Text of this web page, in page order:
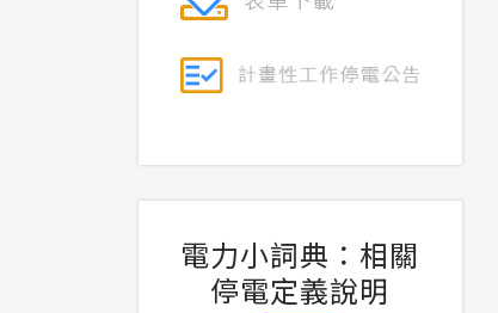
電力小詞典：相關
停電定義說明